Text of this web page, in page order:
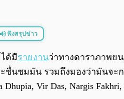
ฟังสรุปข่าว
ด้มีรายงานว่าทางดาราภาพย
ชมมัน รวมถึงมองว่ามันจะก
Dhupia, Vir Das, Nargis